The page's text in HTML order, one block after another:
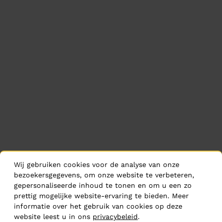
Wij gebruiken cookies voor de analyse van onze
bezoekersgegevens, om onze website te verbeteren,
gepersonaliseerde inhoud te tonen en om u een zo
prettig mogelijke website-ervaring te bieden. Meer
informatie over het gebruik van cookies op deze
website leest u in ons privacybeleid.